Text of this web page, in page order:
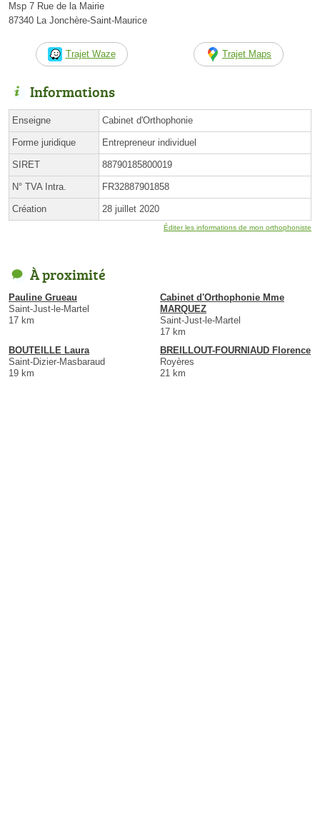
Msp 7 Rue de la Mairie
87340 La Jonchère-Saint-Maurice
Trajet Waze Trajet Maps
Informations
Enseigne Cabinet d'Orthophonie
Forme juridique Entrepreneur individuel
SIRET 88790185800019
N° TVA Intra. FR32887901858
Création 28 juillet 2020
Éditer les informations de mon orthophoniste
À proximité
Pauline Grueau
Saint-Just-le-Martel
17 km
Cabinet d'Orthophonie Mme
MARQUEZ
Saint-Just-le-Martel
17 km
BOUTEILLE Laura
Saint-Dizier-Masbaraud
19 km
BREILLOUT-FOURNIAUD Florence
Royères
21 km